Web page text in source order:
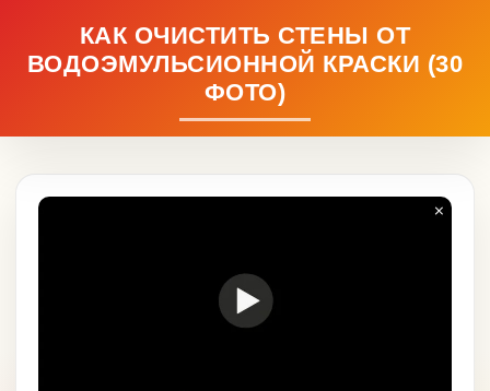
КАК ОЧИСТИТЬ СТЕНЫ ОТ
ВОДОЭМУЛЬСИОННОЙ КРАСКИ (30
ФОТО)